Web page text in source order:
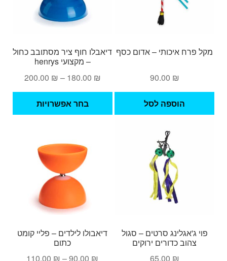
מקל פרח איכותי – אדום כסף
90.00 ₪
הוספה לסל
דיאבלו חוף ציר מסתובב כחול
– מקצועי henrys
180.00 ₪
–
200.00 ₪
טווח
עד
בחר אפשרויות
פוי ג'אגלינג סרטים – סגול
צהוב כדורים ירוקים
65.00 ₪
דיאבולו לילדים – פליי קומט
כתום
90.00 ₪
–
110.00 ₪ טווח